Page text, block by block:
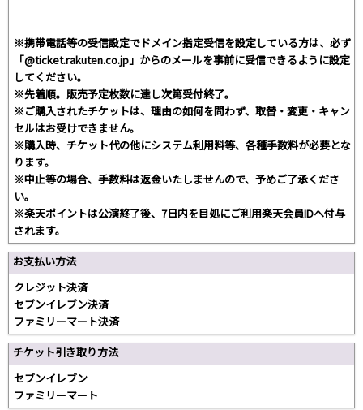
※携帯電話等の受信設定でドメイン指定受信を設定している方は、必ず
「@ticket.rakuten.co.jp」からのメールを事前に受信できるように設定
してください。
※先着順。販売予定枚数に達し次第受付終了。
※ご購入されたチケットは、理由の如何を問わず、取替・変更・キャン
セルはお受けできません。
※購入時、チケット代の他にシステム利用料等、各種手数料が必要とな
ります。
※中止等の場合、手数料は返金いたしませんので、予めご了承くださ
い。
※楽天ポイントは公演終了後、7日内を目処にご利用楽天会員IDへ付与
されます。
お支払い方法
クレジット決済
セブンイレブン決済
ファミリーマート決済
チケット引き取り方法
セブンイレブン
ファミリーマート